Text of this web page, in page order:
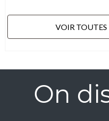
VOIR TOUTES
On